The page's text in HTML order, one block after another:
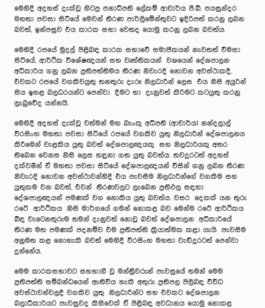
මෙහිදී අදහස් දැක්වූ හිටපු ජනාධිපති ලේකම් ආචාර්ය පී.බී. ජයසුන්දර
මහතා පවසා සිටියේ මෙවන් තීරණ පාර්ලිමේන්තුවට ඉදිරිපත් කරනු ලබන
බවත්, ඉන්පසුව එය කාරක සභා වෙතද යොමු කරනු ලබන බවත්ය.
මෙහිදී රජයේ මුදල් පිළිබඳ කාරක සභාවේ සමාජිකයන් නැවතත් විමසා
සිටියේ, ආර්ථික විශේෂඥයන් සහ වෘත්තිකයන් වශයෙන් දේශපාලන
අධිකාරිය ගනු ලබන ප්‍රතිපත්තිමය තීරණ නිවැරදි නොවන අවස්ථාකදී,
එවකට රජයේ වගකිවයුතු තනතුරු දැරූ නිලධාරීන් ලෙස එය නිසි අයුරින්
සිය ඉහළ බලධරයන්ට පෙන්වා දීමට හා දැනුවත් කිරිමට කටයුතු කරනු
ලැබුවේද යන්නයි.
මෙහිදී අදහස් දැක්වූ වත්මන් මහ බැංකු අධිපති (ආචාර්ය) නන්දලාල්
වීරසිංහ මහතා පවසා සිටියේ රජයේ වගකිව යුතු නිලධාරීන් දේශපාලනය
කිරීමෙන් වැළකිය යුතු බවත් දේශපාලඥයකු සහ නිලධාරියකු අතර
තිබෙන වෙනස නිසි ලෙස හඳුනා ගත යුතු බවත්ය. තවදුරටත් අදහස්
දක්වමින් ඒ මහතා පවසා සිටියේ දේශපාලඥයන් විසින් ගනු ලබන තීරණ
නිවැරදි නොවන අවස්ථාවන්හීදී එය පැවසීම නිලධාරීන්ගේ වගකීම සහ
යුතුකම වන බවත්, එවන් තීරණවලට ලැබෙන ප්‍රතිඵල සඳහා
දේශපාලඥයන් පමණක් වග නොකිය යුතු බවත්ය. වසර දෙකක් යන තුරු
රටේ ආර්ථිකය නිසි මාර්ගයේ ගමන් නොකළ බව මෙන්ම රටේ ආර්ථිකය
බිඳ වැටෙනතුරුම තමන් දැනුවත් නොවූ බවත් දේශපාලන අධිකාරියේ
තීරණ මත පමණක් පදනම්ව එම ප්‍රතිපත්ති ක්‍රියාත්මක කළා යැයි පැවසීම
අනුමත කළ නොහැකි බවත් මෙහිදී වීරසිංහ මහතා වැඩිදුරටත් පෙන්වා
දුන්නේය.
මෙම කාරකසභාවට සහභාගී වූ මන්ත්‍රීවරුන් පැවසුයේ තමන් මෙම
ප්‍රතිපත්ති සම්බන්ධයෙන් ඇතිවිය හැකි අතුරු ප්‍රතිපල පිලිබඳ විවිධ
අවස්ථාවන්වලදී වගකිව යුතු නිලධාරීන්ට සහ එවකට දේශපාලන
බලාධිකාරියට පැවසුවද කිසිවෙක් ඒ පිළිබඳ අවධානය යොමු නොකළ